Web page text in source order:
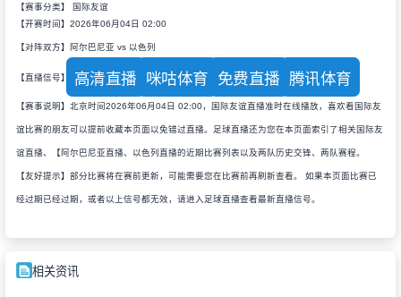
【赛事分类】 国际友谊
【开赛时间】2026年06月04日 02:00
【对阵双方】阿尔巴尼亚 vs 以色列
【直播信号】 高清直播 咪咕体育 免费直播 腾讯体育
【赛事说明】北京时间2026年06月04日 02:00，国际友谊直播准时在线播放，喜欢看国际友
谊比赛的朋友可以提前收藏本页面以免错过直播。足球直播还为您在本页面索引了相关国际友
谊直播、【阿尔巴尼亚直播、以色列直播的近期比赛列表以及两队历史交锋、两队赛程。
【友好提示】部分比赛将在赛前更新，可能需要您在比赛前再刷新查看。 如果本页面比赛已
经过期已经过期，或者以上信号都无效，请进入足球直播查看最新直播信号。
相关资讯